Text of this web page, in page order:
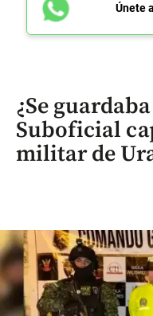
Únete
¿Se
Suboficial
militar de